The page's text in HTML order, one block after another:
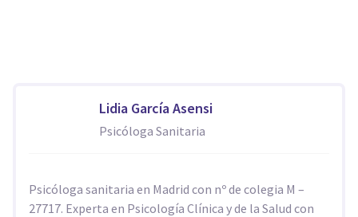
Lidia García Asensi
Psicóloga Sanitaria
Psicóloga sanitaria en Madrid con nº de colegia M –
27717. Experta en Psicología Clínica y de la Salud con